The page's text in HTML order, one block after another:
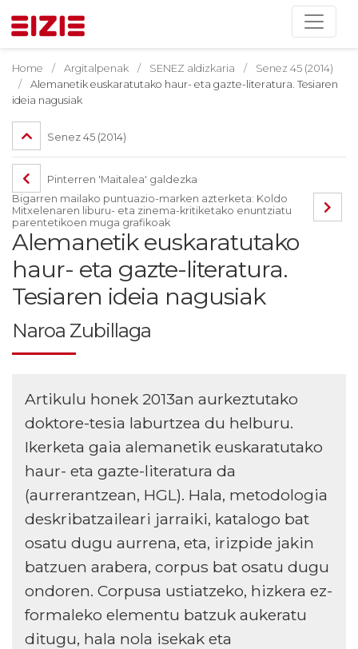
Home Argitalpenak SENEZ aldizkaria
Senez 45 (2014)
Alemanetik euskaratutako haur- eta gazte-literatura. Tesiaren
ideia nagusiak
Senez 45 (2014)
Pinterren 'Maitalea' galdezka
Bigarren mailako puntuazio-marken azterketa: Koldo
Mitxelenaren liburu- eta zinema-kritiketako enuntziatu
parentetikoen muga grafikoak
Alemanetik euskaratutako
haur- eta gazte-literatura.
Tesiaren ideia nagusiak
Naroa Zubillaga
Artikulu honek 2013an aurkeztutako
doktore-tesia laburtzea du helburu.
Ikerketa gaia alemanetik euskaratutako
haur- eta gazte-literatura da
(aurrerantzean, HGL). Hala, metodologia
deskribatzaileari jarraiki, katalogo bat
osatu dugu aurrena, eta, irizpide jakin
batzuen arabera, corpus bat osatu dugu
ondoren. Corpusa ustiatzeko, hizkera ez-
formaleko elementu batzuk aukeratu
ditugu, hala nola isekak eta